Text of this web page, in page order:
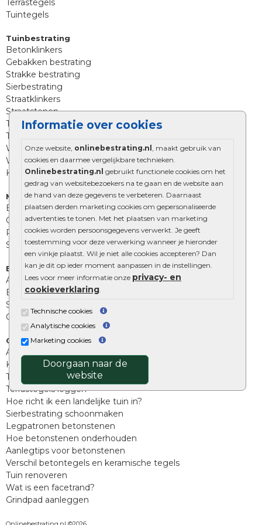
Informatie over cookies
Onze website, onlinebestrating.nl
, maakt gebruik van
cookies en daarmee vergelijkbare technieken.
Onlinebestrating.nl gebruikt functionele cookies om het
gedrag van websitebezoekers na te gaan en de website aan
de hand van deze gegevens te verbeteren. Daarnaast
plaatsen derden marketing cookies om gepersonaliseerde
advertenties te tonen. Met het plaatsen van marketing
cookies worden persoonsgegevens verwerkt. Je geeft
toestemming voor deze verwerking wanneer je hieronder
een vinkje plaatst. Wil je niet alle cookies accepteren? Dan
kan je dit op ieder moment aanpassen in de instellingen.
Lees voor meer informatie onze privacy- en
cookieverklaring
Technische cookies
Analytische cookies
Marketing cookies
Doorgaan naar de
website
Terrastegels
Tuintegels
Tuinbestrating
Betonklinkers
Gebakken bestrating
Strakke bestrating
Sierbestrating
Straatklinkers
Straatstenen
Trommelstenen
Tuinstenen
Waalformaat
Wildverband bestrating
Kingstones
Muurelementen
Betonbielzen
Opsluitbanden
Palissades
Stapelblokken
Extra benodigdheden
Afwatering en diversen
Beplantings en betonelementen
Split, grind en zand
Oprit tegels
Overig
Aanbiedingen
Kunstgras
Tuintegels outlet
Terrastegels leggen
Hoe richt ik een landelijke tuin in?
Sierbestrating schoonmaken
Legpatronen betonstenen
Hoe betonstenen onderhouden
Aanlegtips voor betonstenen
Verschil betontegels en keramische tegels
Tuin renoveren
Wat is een facetrand?
Grindpad aanleggen